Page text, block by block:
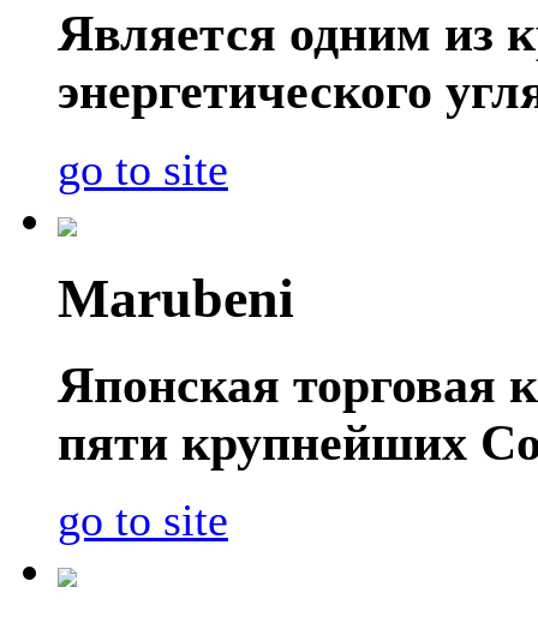
Является одним из
энергетического
go to site
Marubeni
Японская торговая
пяти крупнейших
go to site